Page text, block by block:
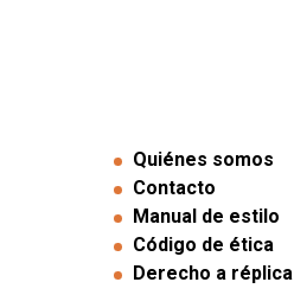
Quiénes somos
Contacto
Manual de estilo
Código de ética
Derecho a réplica